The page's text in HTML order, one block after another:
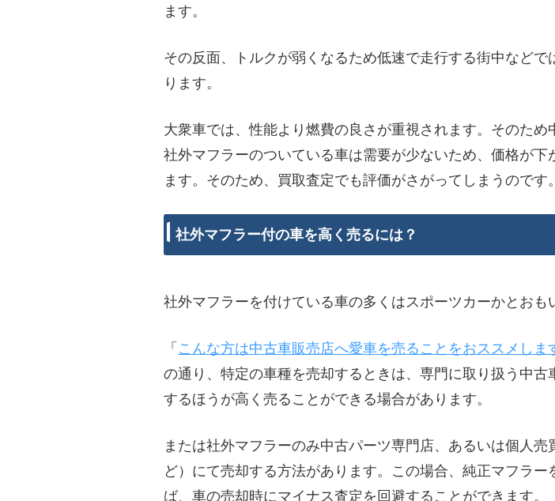
ます。
その反面、トルクが弱くなるため低速で走行する街中などで
ります。
大衆車では、性能より燃費の良さが重視されます。そのため
社外マフラーのついている車は需要が少ないため、価格が下
ます。そのため、買取査定でも評価がさがってしまうのです。
社外マフラー付の車を高く売るには？
社外マフラーを付けている車の多くはスポーツカーかとおも
「 こんな方は中古車販売店へ愛車を売ることをおススメしま
の通り、特定の車種を売却するときは、専門に取り扱う中古
するほうが高く売ることができる場合があります。
または社外マフラーのみ中古パーツ専門店、あるいは個人売
ど）にて売却する方法があります。この場合、純正マフラー
ば、車の売却時にマイナス査定を回避することができます。